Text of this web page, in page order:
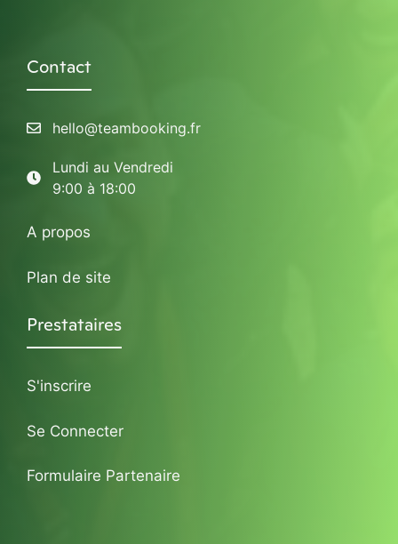
Contact
hello@teambooking.fr
Lundi au Vendredi
9:00 à 18:00
A propos
Plan de site
Prestataires
S'inscrire
Se Connecter
Formulaire Partenaire